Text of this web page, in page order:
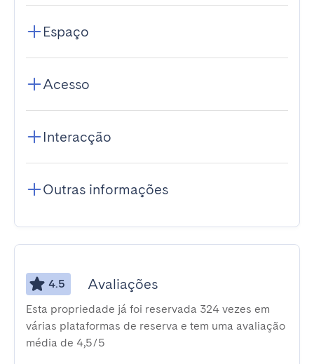
Espaço
Acesso
Interacção
Outras informações
4.5 Avaliações
Esta propriedade já foi reservada 324 vezes em
várias plataformas de reserva e tem uma avaliação
média de 4,5/5